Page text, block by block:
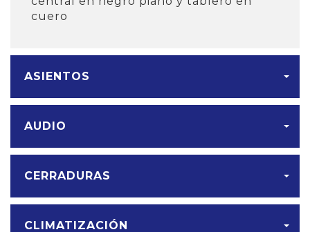
cuero
ASIENTOS
AUDIO
CERRADURAS
CLIMATIZACIÓN